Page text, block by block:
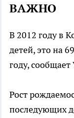
ВАЖНО
В 2012 году в
детей, это на
году,
Рост
последующих